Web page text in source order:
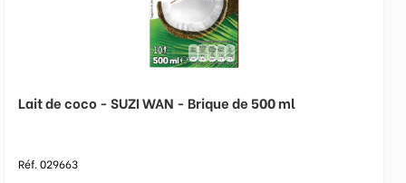
Lait de coco - SUZI WAN - Brique de 500 ml
Réf. 029663